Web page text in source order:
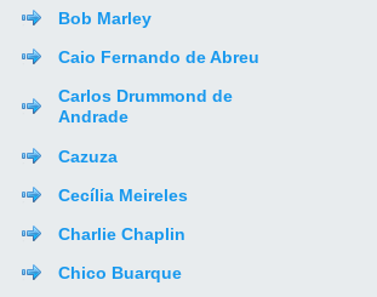
Bob Marley
Caio Fernando de Abreu
Carlos Drummond de
Andrade
Cazuza
Cecília Meireles
Charlie Chaplin
Chico Buarque